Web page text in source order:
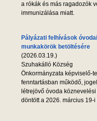
a rókák és más ragadozók
immunizálása miatt.
Pályázati felhívások óvodai
munkakörök betöltésére
(2026.03.19.)
Szuhakálló Község
Önkormányzata képviselő-
fenntartásban működő,
létrejövő óvoda
döntött a 2026. március 19-